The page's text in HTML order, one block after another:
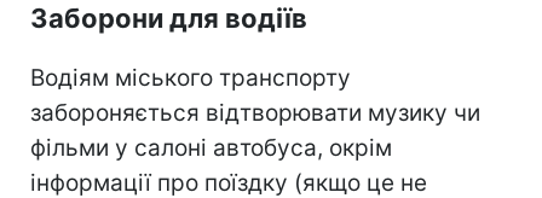
Заборони для водіїв
Водіям міського транспорту
забороняється відтворювати музику чи
фільми у салоні автобуса, окрім
інформації про поїздку (якщо це не